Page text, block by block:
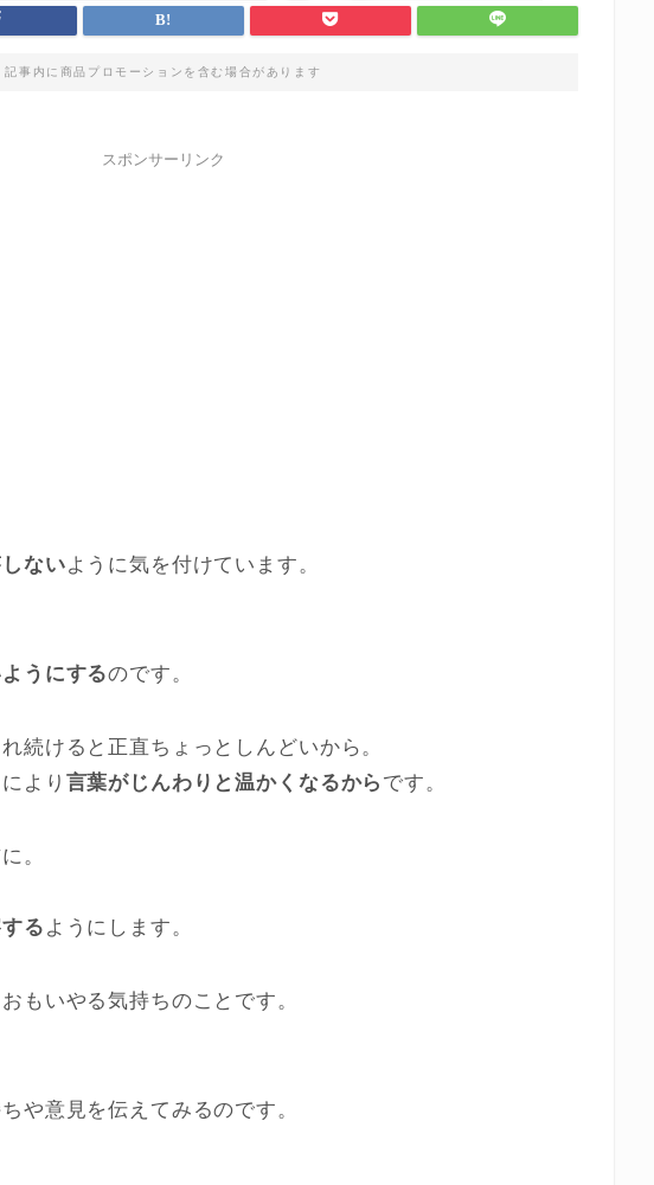
記事内に商品プロモーションを含む場合があります
スポンサーリンク
ないように気を付けています。
うにするのです。
続けると正直ちょっとしんどいから。
より 言葉がじんわりと温かくなるから です。
。
る ようにします。
もいやる気持ちのことです。
や意見を伝えてみるのです。